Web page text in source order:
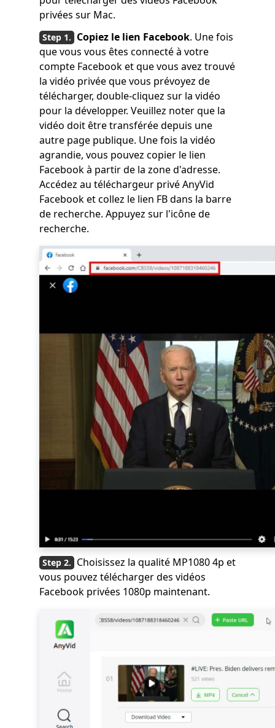
privées sur Mac.
Copiez le lien Facebook. Une fois
que vous vous êtes connecté à votre
compte Facebook et que vous avez trouvé
la vidéo privée que vous prévoyez de
télécharger, double-cliquez sur la vidéo
pour la développer. Veuillez noter que la
vidéo doit être transférée depuis une
autre page publique. Une fois la vidéo
agrandie, vous pouvez copier le lien
Facebook à partir de la zone d'adresse.
Accédez au téléchargeur privé AnyVid
Facebook et collez le lien FB dans la barre
de recherche. Appuyez sur l'icône de
recherche.
Choisissez la qualité MP1080 4p et
vous pouvez télécharger des vidéos
Facebook privées 1080p maintenant.